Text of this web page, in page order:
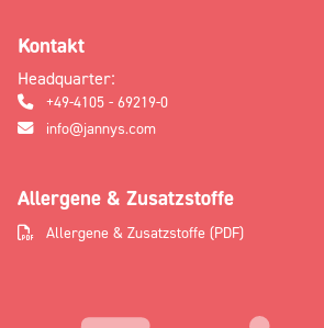
Kontakt
Headquarter:
+49-4105 - 69219-0
info@jannys.com
Allergene & Zusatzstoffe
Allergene & Zusatzstoffe (PDF)